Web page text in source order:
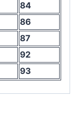
84
86
87
92
93